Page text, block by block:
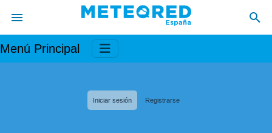
Menú Principal
Iniciar sesión Registrarse